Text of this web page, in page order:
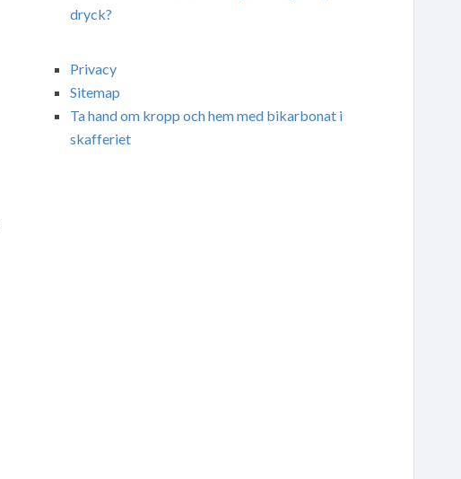
dryck?
Privacy
Sitemap
Ta hand om kropp och hem med bikarbonat i
skafferiet